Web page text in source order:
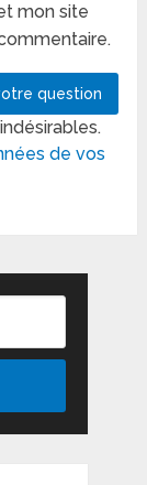
mon site
de vos